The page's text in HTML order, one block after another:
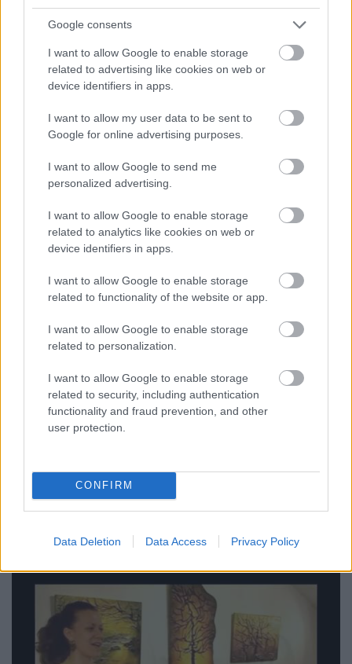
Google consents
I want to allow Google to enable storage
related to advertising like cookies on web or
device identifiers in apps.
I want to allow my user data to be sent to
Google for online advertising purposes.
I want to allow Google to send me
personalized advertising.
I want to allow Google to enable storage
related to analytics like cookies on web or
device identifiers in apps.
I want to allow Google to enable storage
related to functionality of the website or app.
I want to allow Google to enable storage
related to personalization.
I want to allow Google to enable storage
related to security, including authentication
functionality and fraud prevention, and other
user protection.
CONFIRM
Data Deletion Data Access Privacy Policy
A Sárik Péter jazz-zongoraművész, zeneszerző
nevével fémjelzett zenekar közel egy évtizede
meghatározó szereplője a magyar jazz életnek. A
Sárik ...
Czébely Beáta
Czébely Beáta zenei tanulmányait a Viski Művészeti
Iskolában, Fedorcsák Mária mellett, valamint a
kecskeméti Kodály Iskolában, Gerhát László ...